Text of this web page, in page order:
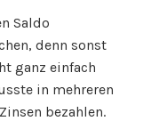
Saldo
denn sonst
ganz einfach
in mehreren
bezahlen.